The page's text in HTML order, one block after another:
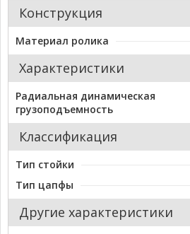
Конструкция
Материал ролика
Характеристики
Радиальная динамическая
грузоподъемность
Классификация
Тип стойки
Тип цапфы
Другие характеристики